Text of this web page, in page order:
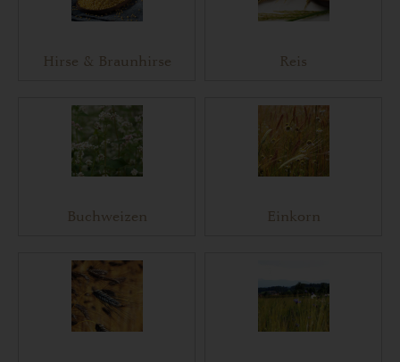
Hirse & Braunhirse Reis
Buchweizen Einkorn